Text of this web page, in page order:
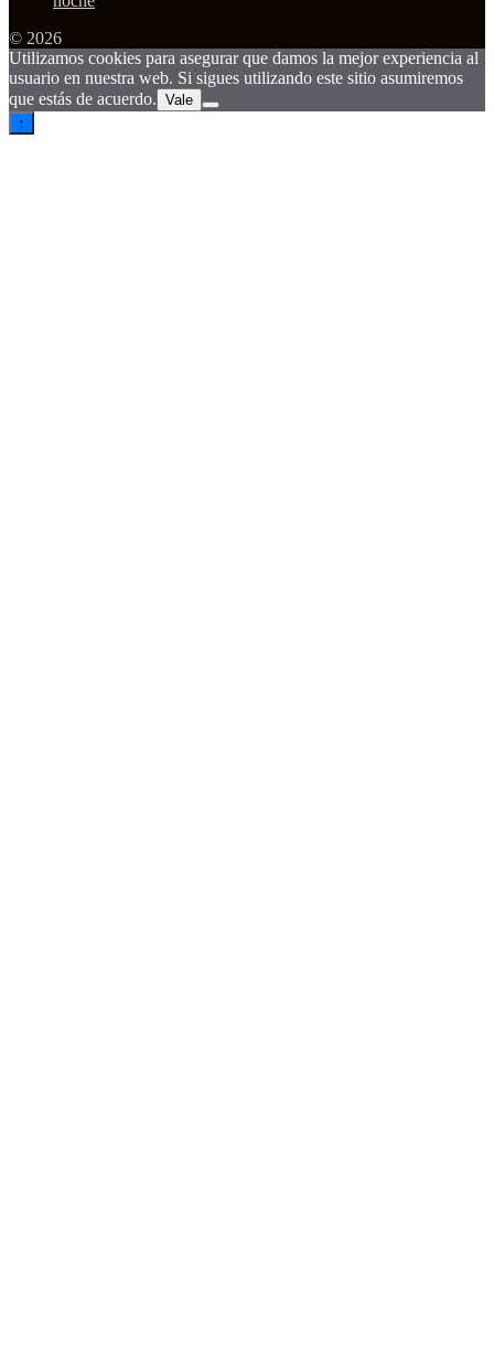
© 2026
Utilizamos cookies para asegurar que damos la mejor experiencia al
usuario en nuestra web. Si sigues utilizando este sitio asumiremos
que estás de acuerdo. Vale
↑